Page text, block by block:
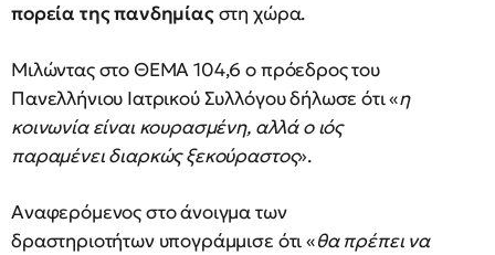
πορεία της πανδημίαςστη χώρα.
Μιλώντας στο ΘΕΜΑ 104,6 ο πρόεδρος του
Πανελλήνιου Ιατρικού Συλλόγου δήλωσε ότι «η
κοινωνία είναι κουρασμένη, αλλά ο ιός
παραμένει διαρκώς ξεκούραστος».
Αναφερόμενος στο άνοιγμα των
δραστηριοτήτων υπογράμμισε ότι «θα πρέπει να